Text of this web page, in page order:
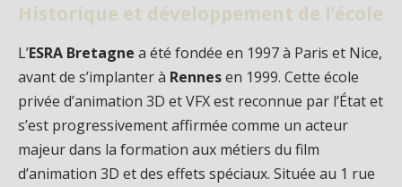
Historique et développement de l’école
L’ESRA Bretagne a été fondée en 1997 à Paris et Nice,
avant de s’implanter à Rennesen 1999. Cette école
privée d’animation 3D et VFX est reconnue par l’État et
s’est progressivement affirmée comme un acteur
majeur dans la formation aux métiers du film
d’animation 3D et des effets spéciaux. Située au 1 rue